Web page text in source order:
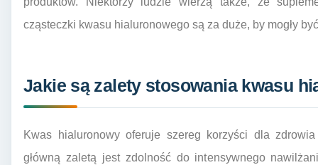
cząsteczki kwasu hialuronowego są za duże, by mogły
Jakie są zalety stosowania kwasu
Kwas hialuronowy oferuje szereg korzyści dla
główną zaletą jest zdolność do intensywnego